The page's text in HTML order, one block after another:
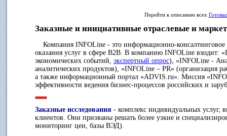
Перейти к описанию всех
Заказные и инициативные отраслевые и
Компания INFOLine - это информационно-консалтинговое
оказания услуг в сфере B2B. В компанию INFOLine входит:
экономических событий, экспертный опрос), «INFOLine -
аналитических продуктов), «INFOLine – PR» (организация
а также информационный портал «ADVIS.ru». Миссия
эффективности ведения бизнес-процессов российских и
Заказные исследования - комплекс индивидуальных услуг,
клиентов. Они призваны решать более узкие и
мониторинг цен, базы ВЭД).